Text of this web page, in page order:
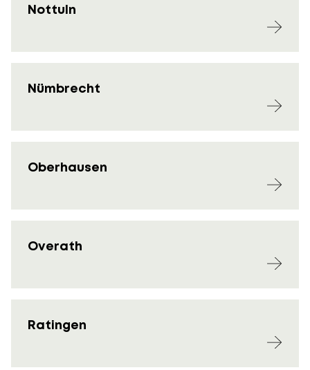
Nottuln
Nümbrecht
Oberhausen
Overath
Ratingen